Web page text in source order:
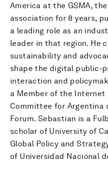
America at the GSMA,
association for 8 years,
a leading role as an
leader in that region. He
sustainability and
shape the digital public-
interaction and
a Member of the Internet
Committee for Argentina
Forum. Sebastian is a
scholar of University of
Global Policy and
of Universidad Nacional